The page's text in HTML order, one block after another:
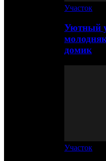
Участок
Уютный
домик
Участок